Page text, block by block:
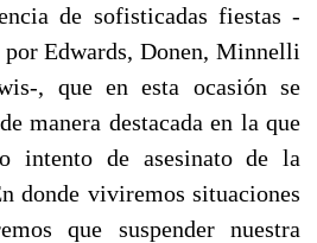
de sofisticadas fiestas -
Edwards, Donen, Minnelli
, que en esta ocasión se
manera destacada en la que
intento de asesinato de la
donde viviremos situaciones
que suspender nuestra